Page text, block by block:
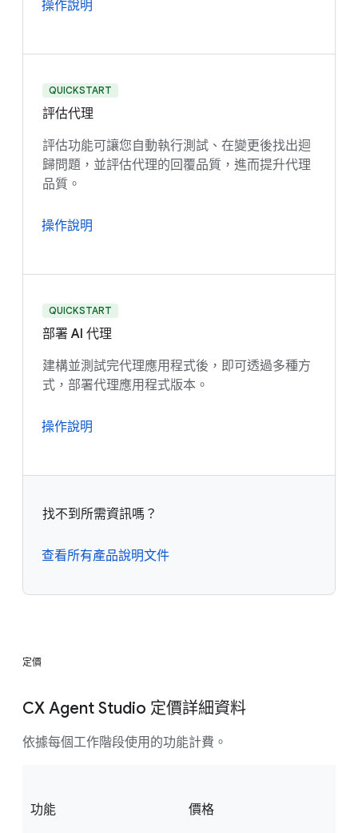
操作說明
QUICKSTART
評估代理
評估功能可讓您自動執行測試、在變更後找出迴
歸問題，並評估代理的回覆品質，進而提升代理
品質。
操作說明
QUICKSTART
部署 AI 代理
建構並測試完代理應用程式後，即可透過多種方
式，部署代理應用程式版本。
操作說明
找不到所需資訊嗎？
查看所有產品說明文件
定價
CX Agent Studio 定價詳細資料
依據每個工作階段使用的功能計費。
功能 價格